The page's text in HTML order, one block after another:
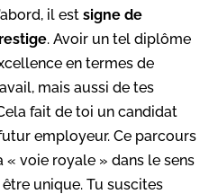
il est signe de
. Avoir un tel diplôme
en termes de
mais aussi de tes
fait de toi un candidat
employeur. Ce parcours
« voie royale » dans le sens
unique. Tu suscites